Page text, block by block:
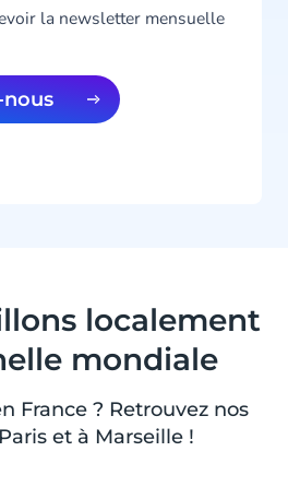
la newsletter mensuelle
nous
localement
mondiale
France ? Retrouvez nos
et à Marseille !